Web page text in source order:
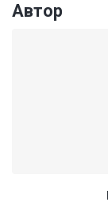
Автор